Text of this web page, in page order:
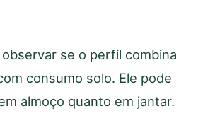
se o perfil combina
consumo solo. Ele pode
almoço quanto em jantar.